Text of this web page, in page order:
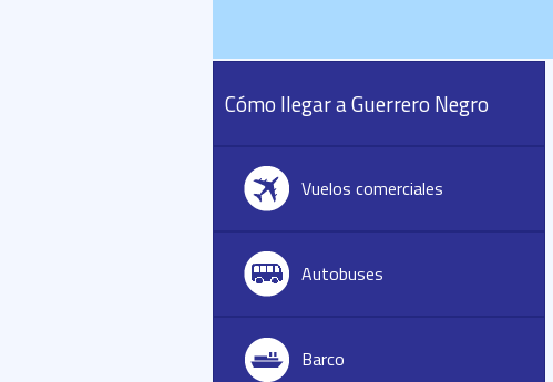
Cómo llegar a Guerrero Negro
Vuelos comerciales
Autobuses
Barco